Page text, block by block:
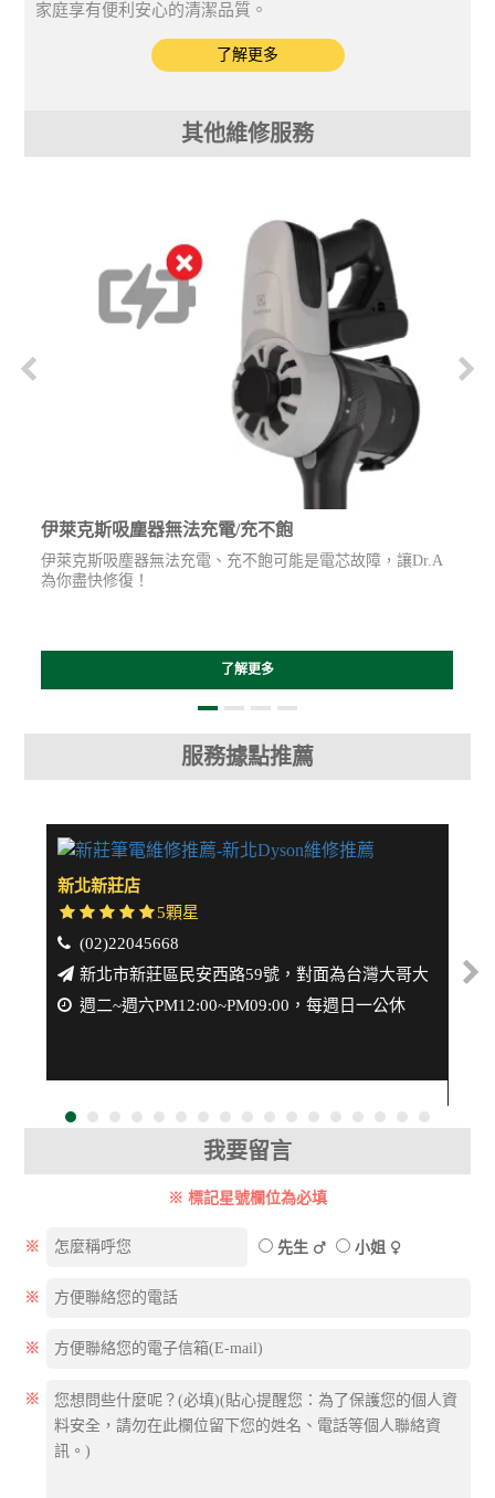
家庭享有便利安心的清潔品質。
了解更多
其他維修服務
伊萊克斯吸塵器無法充電/充不飽
伊萊克斯吸塵器無法充電、充不飽可能是電芯故障，讓Dr.A
為你盡快修復！
了解更多
服務據點推薦
新北新莊店
5顆星
(02)22045668
新北市新莊區民安西路59號，對面為台灣大哥大
週二~週六PM12:00~PM09:00，每週日一公休
我要留言
※ 標記星號欄位為必填
※ 先生 小姐
※
※
※